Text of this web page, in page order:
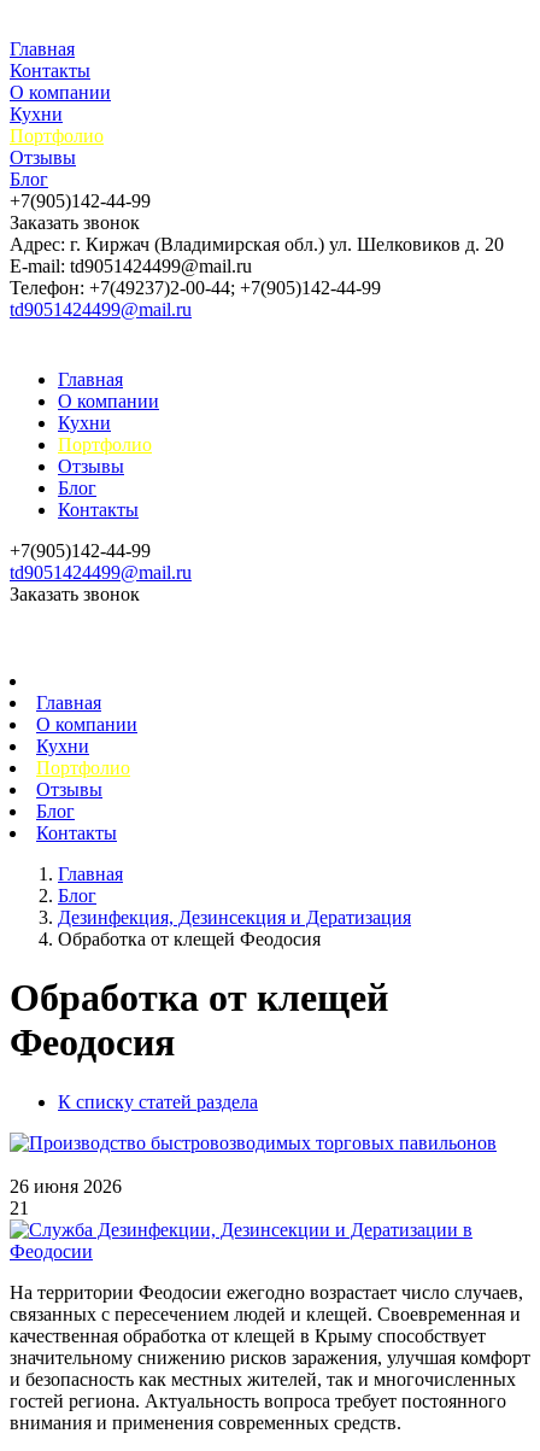
Главная
Контакты
О компании
Кухни
Портфолио
Отзывы
Блог
+7(905)142-44-99
Заказать звонок
Адрес: г. Киржач (Владимирская обл.) ул. Шелковиков д. 20
E-mail: td9051424499@mail.ru
Телефон: +7(49237)2-00-44; +7(905)142-44-99
td9051424499@mail.ru
Главная
О компании
Кухни
Портфолио
Отзывы
Блог
Контакты
+7(905)142-44-99
td9051424499@mail.ru
Заказать звонок
Главная
О компании
Кухни
Портфолио
Отзывы
Блог
Контакты
Главная
Блог
Дезинфекция, Дезинсекция и Дератизация
Обработка от клещей Феодосия
Обработка от клещей
Феодосия
К списку статей раздела
26 июня 2026
21
На территории Феодосии ежегодно возрастает число случаев,
связанных с пересечением людей и клещей. Своевременная и
качественная обработка от клещей в Крыму способствует
значительному снижению рисков заражения, улучшая комфорт
и безопасность как местных жителей, так и многочисленных
гостей региона. Актуальность вопроса требует постоянного
внимания и применения современных средств.